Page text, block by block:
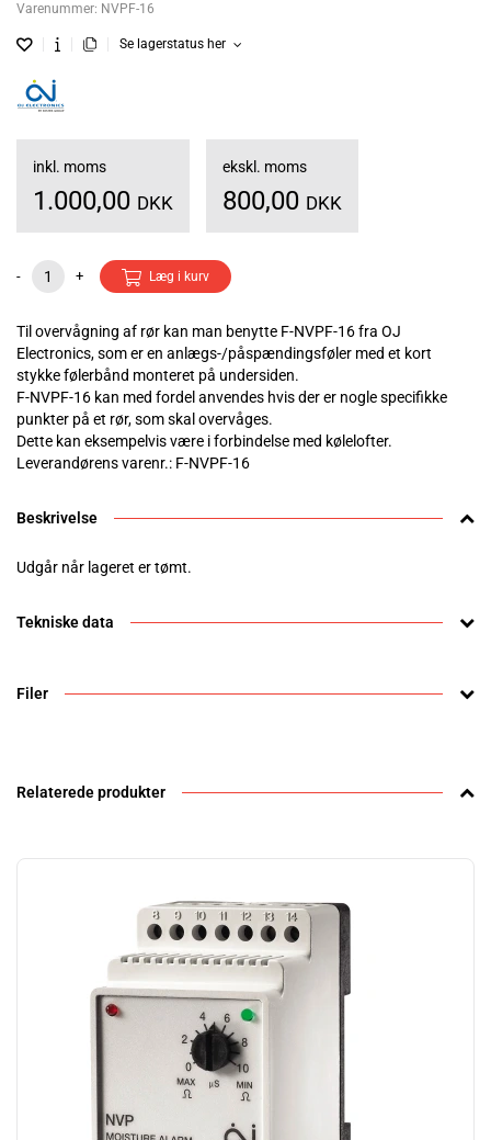
Varenummer: NVPF-16
Se lagerstatus her
inkl. moms
1.000,00 DKK
ekskl. moms
800,00 DKK
- + Læg i kurv
Til overvågning af rør kan man benytte F-NVPF-16 fra OJ
Electronics, som er en anlægs-/påspændingsføler med et kort
stykke følerbånd monteret på undersiden.
F-NVPF-16 kan med fordel anvendes hvis der er nogle specifikke
punkter på et rør, som skal overvåges.
Dette kan eksempelvis være i forbindelse med kølelofter.
Leverandørens varenr.: F-NVPF-16
Beskrivelse
Udgår når lageret er tømt.
Tekniske data
Filer
Relaterede produkter